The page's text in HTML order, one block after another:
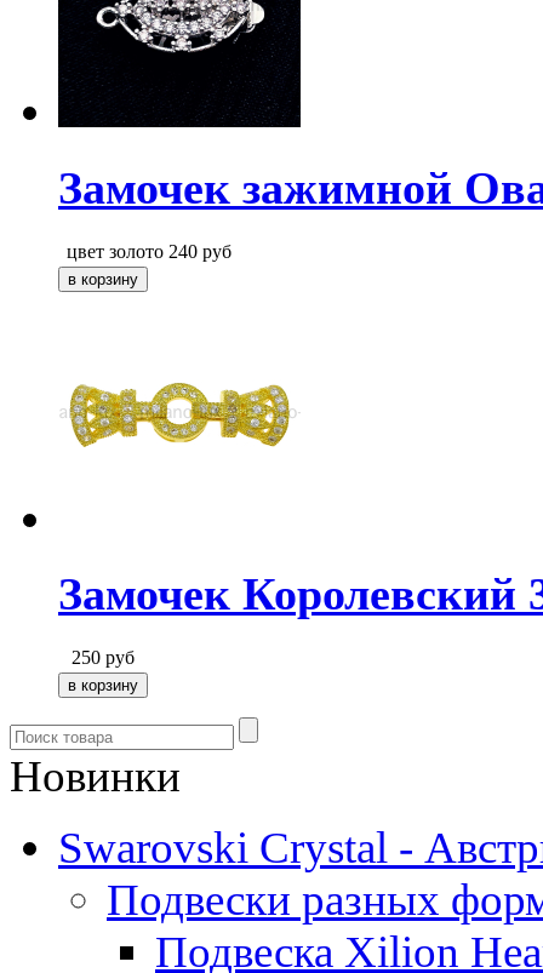
Замочек зажимной
цвет золото 240 руб
Замочек Королевский
250 руб
Новинки
Swarovski Crystal -
Подвески разных
Подвеска Xilion